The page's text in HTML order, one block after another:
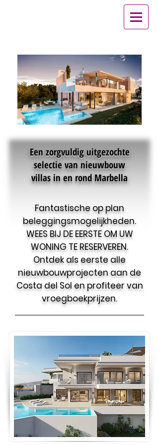
Een zorgvuldig uitgezochte
selectie van nieuwbouw
villas in en rond Marbella
Fantastische op plan
beleggingsmogelijkheden.
WEES BIJ DE EERSTE OM UW
WONING TE RESERVEREN.
Ontdek als eerste alle
nieuwbouwprojecten aan de
Costa del Sol en profiteer van
vroegboekprijzen.